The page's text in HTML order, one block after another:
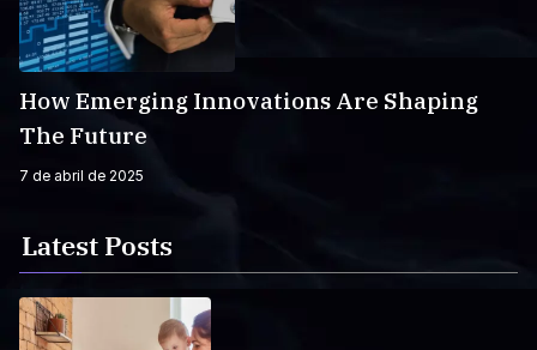
How Emerging Innovations Are Shaping
The Future
7 de abril de 2025
Latest Posts